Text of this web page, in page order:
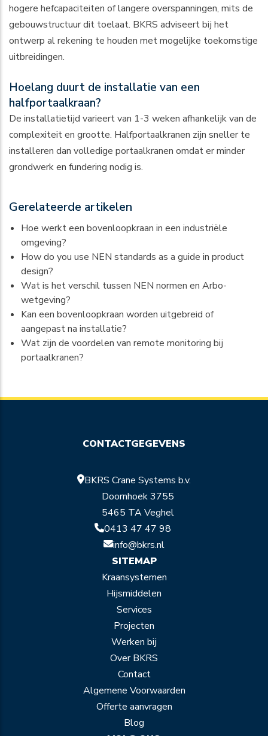
hogere hefcapaciteiten of langere overspanningen, mits de
gebouwstructuur dit toelaat. BKRS adviseert bij het
ontwerp al rekening te houden met mogelijke toekomstige
uitbreidingen.
Hoelang duurt de installatie van een
halfportaalkraan?
De installatietijd varieert van 1-3 weken afhankelijk van de
complexiteit en grootte. Halfportaalkranen zijn sneller te
installeren dan volledige portaalkranen omdat er minder
grondwerk en fundering nodig is.
Gerelateerde artikelen
Hoe werkt een bovenloopkraan in een industriële
omgeving?
How do you use NEN standards as a guide in product
design?
Wat is het verschil tussen NEN normen en Arbo-
wetgeving?
Kan een bovenloopkraan worden uitgebreid of
aangepast na installatie?
Wat zijn de voordelen van remote monitoring bij
portaalkranen?
CONTACTGEGEVENS
BKRS Crane Systems b.v.
Doornhoek 3755
5465 TA Veghel
0413 47 47 98
info@bkrs.nl
SITEMAP
Kraansystemen
Hijsmiddelen
Services
Projecten
Werken bij
Over BKRS
Contact
Algemene Voorwaarden
Offerte aanvragen
Blog